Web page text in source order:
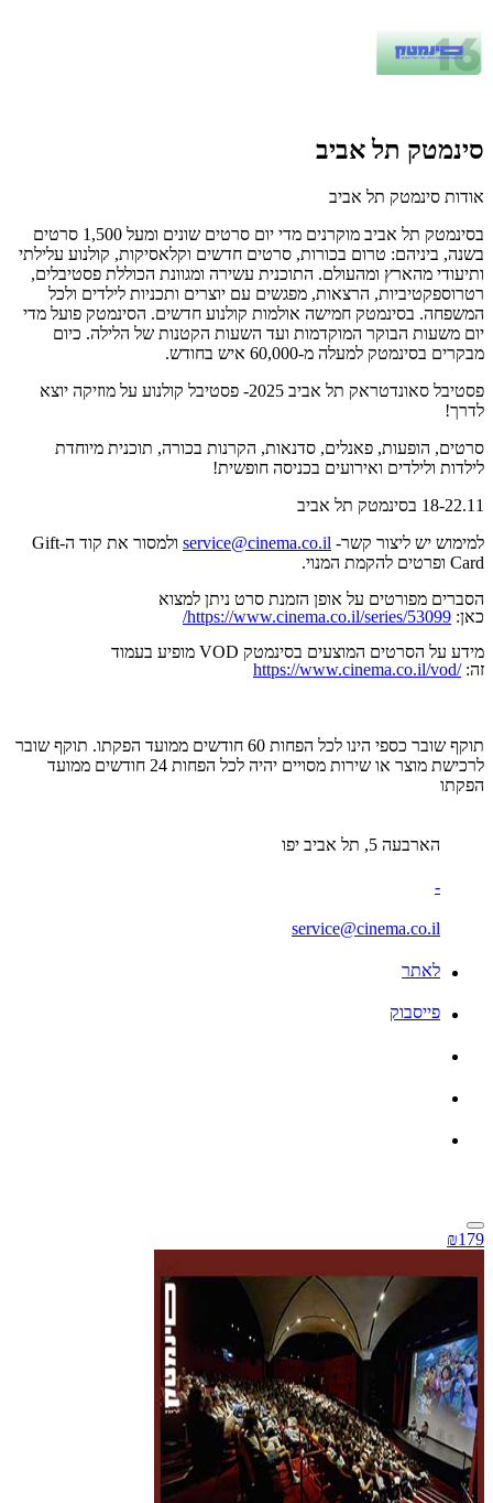
סינמטק תל אביב
אודות סינמטק תל אביב
בסינמטק תל אביב מוקרנים מדי יום סרטים שונים ומעל 1,500 סרטים
בשנה, ביניהם: טרום בכורות, סרטים חדשים וקלאסיקות, קולנוע עלילתי
ותיעודי מהארץ ומהעולם. התוכנית עשירה ומגוונת הכוללת פסטיבלים,
רטרוספקטיביות, הרצאות, מפגשים עם יוצרים ותכניות לילדים ולכל
המשפחה. בסינמטק חמישה אולמות קולנוע חדשים. הסינמטק פועל מדי
יום משעות הבוקר המוקדמות ועד השעות הקטנות של הלילה. כיום
מבקרים בסינמטק למעלה מ-60,000 איש בחודש.
פסטיבל סאונדטראק תל אביב 2025- פסטיבל קולנוע על מוזיקה יוצא
לדרך!
סרטים, הופעות, פאנלים, סדנאות, הקרנות בכורה, תוכנית מיוחדת
לילדות ולילדים ואירועים בכניסה חופשית!
18-22.11 בסינמטק תל אביב
למימוש יש ליצור קשר- service@cinema.co.il
ולמסור את קוד ה-Gift
Card ופרטים להקמת המנוי.
הסברים מפורטים על אופן הזמנת סרט ניתן למצוא
כאן: https://www.cinema.co.il/series/53099/
מידע על הסרטים המוצעים בסינמטק VOD מופיע בעמוד
זה: https://www.cinema.co.il/vod/
תוקף שובר כספי הינו לכל הפחות 60 חודשים ממועד הפקתו. תוקף שובר
לרכישת מוצר או שירות מסויים יהיה לכל הפחות 24 חודשים ממועד
הפקתו
הארבעה 5, תל אביב יפו
-
service@cinema.co.il
לאתר
פייסבוק
₪179